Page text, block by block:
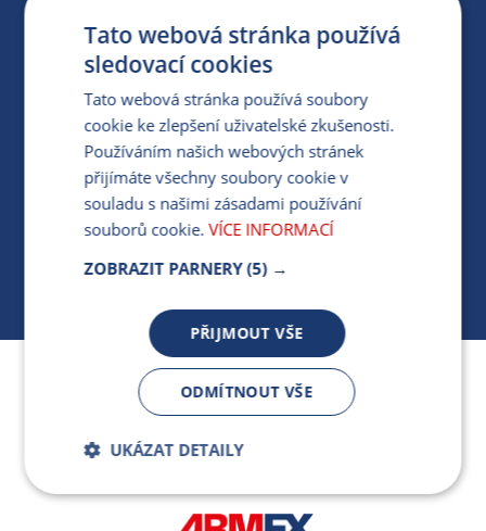
Jsme součástí skupiny ARMEX a členem Asociace
nezávislých dodavatelů energií.
PRO MÉDIA
MÁM DOTAZ KE STÁVAJÍCÍ SMLOUVĚ
412 154 154
PO-PÁ 7:30-17:00
Tato webová stránka používá
sledovací cookies
Tato webová stránka používá soubory
cookie ke zlepšení uživatelské zkušenosti.
Používáním našich webových stránek
přijímáte všechny soubory cookie v
souladu s našimi zásadami používání
souborů cookie. VÍCE INFORMACÍ
ZOBRAZIT PARNERY (5) →
PŘIJMOUT VŠE
ODMÍTNOUT VŠE
UKÁZAT DETAILY
Bezpodmínečně
nutné soubory
Výkonnostní